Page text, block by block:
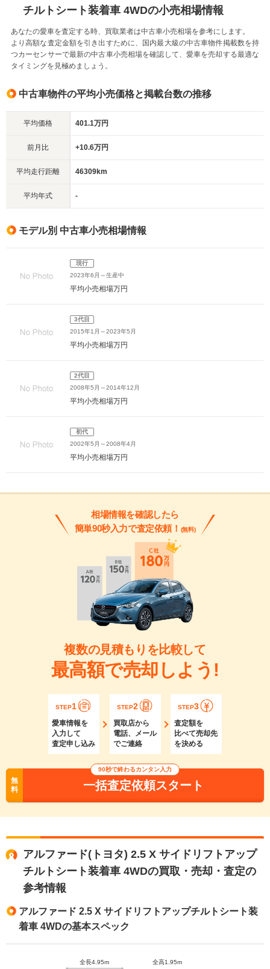
チルトシート装着車 4WDの小売相場情報
あなたの愛車を査定する時、買取業者は中古車小売相場を参考にします。
より高額な査定金額を引き出すために、国内最大級の中古車物件掲載数を持
つカーセンサーで最新の中古車小売相場を確認して、愛車を売却する最適な
タイミングを見極めましょう。
中古車物件の平均小売価格と掲載台数の推移
平均価格 401.1万円
前月比 +10.6万円
平均走行距離 46309km
平均年式 -
モデル別 中古車小売相場情報
現行
2023年6月～生産中
平均小売相場万円
3代目
2015年1月～2023年5月
平均小売相場万円
2代目
2008年5月～2014年12月
平均小売相場万円
初代
2002年5月～2008年4月
平均小売相場万円
相場情報を確認したら
簡単90秒入力で査定依頼！ (無料)
複数の見積もりを比較して
最高額で売却しよう!
STEP1
愛車情報を
入力して
査定申し込み
STEP2
買取店から
電話、メール
でご連絡
STEP3
査定額を
比べて売却先
を決める
無
料
90秒で終わるカンタン入力
一括査定依頼スタート
アルファード(トヨタ) 2.5 X サイドリフトアップ
チルトシート装着車 4WDの買取・売却・査定の
参考情報
アルファード 2.5 X サイドリフトアップチルトシート装
着車 4WDの基本スペック
全長4.95m 全高1.95m